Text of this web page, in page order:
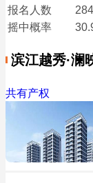
报名 人数 284
摇中概率
滨江越秀·澜
共有产权